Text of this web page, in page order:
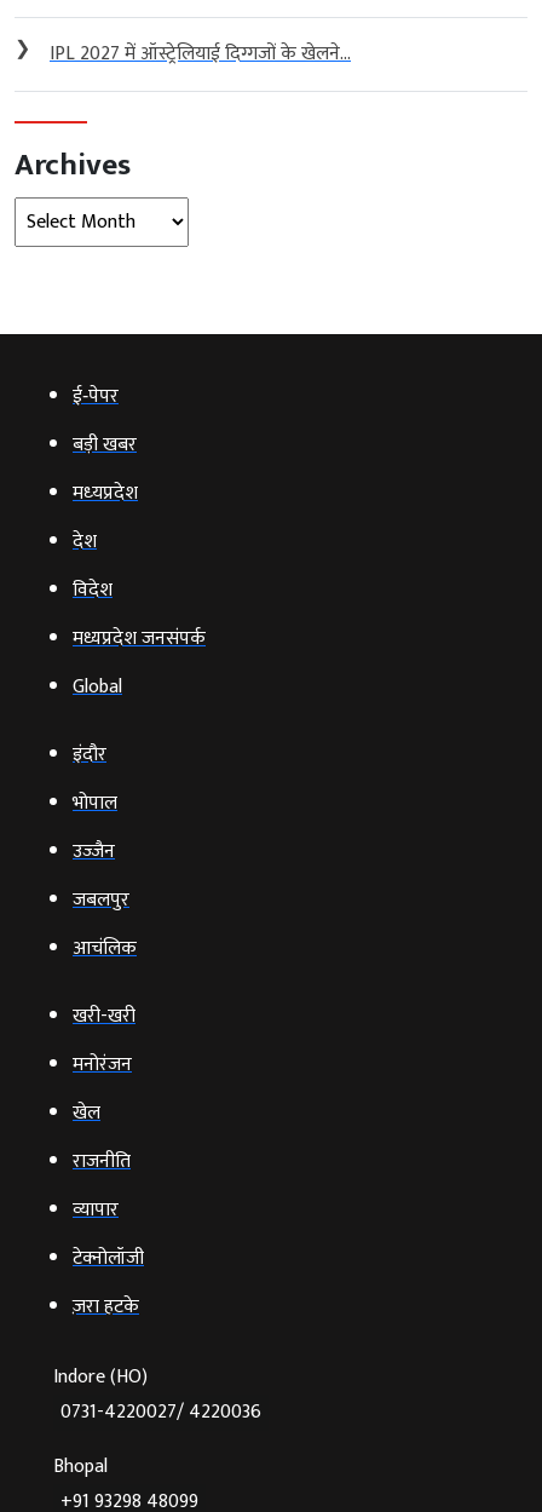
❯ IPL 2027 में ऑस्ट्रेलियाई दिग्गजों के खेलने...
Archives
Archives
ई‑पेपर
बड़ी खबर
मध्‍यप्रदेश
देश
विदेश
मध्यप्रदेश जनसंपर्क
Global
इंदौर
भोपाल
उज्‍जैन
जबलपुर
आचंलिक
खरी-खरी
मनोरंजन
खेल
राजनीति
व्‍यापार
टेक्‍नोलॉजी
ज़रा हटके
Indore (HO)
0731-4220027/ 4220036
Bhopal
+91 93298 48099